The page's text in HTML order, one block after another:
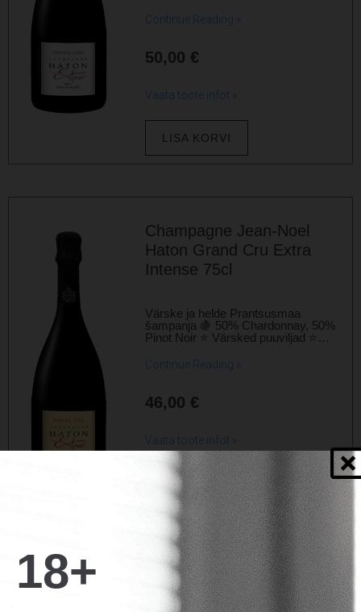
Continue Reading »
50,00 €
Vaata toote infot »
LISA KORVI
Champagne Jean-Noel
Haton Grand Cru Extra
Intense 75cl
Värske ja helde Prantsusmaa
šampanja 🍇 50% Chardonnay, 50%
Pinot Noir ⭐ Värsked puuviljad ⭐…
Continue Reading »
46,00 €
Vaata toote infot »
LISA KORVI
Champagne Jean-Noel
Haton Rose Brut 75cl
18+